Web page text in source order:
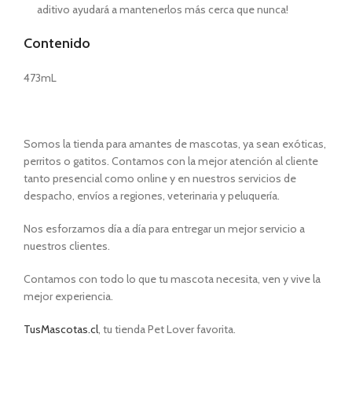
aditivo ayudará a mantenerlos más cerca que nunca!
Contenido
473mL
Somos la tienda para amantes de mascotas, ya sean exóticas,
perritos o gatitos. Contamos con la mejor atención al cliente
tanto presencial como online y en nuestros servicios de
despacho, envíos a regiones, veterinaria y peluquería.
Nos esforzamos día a día para entregar un mejor servicio a
nuestros clientes.
Contamos con todo lo que tu mascota necesita, ven y vive la
mejor experiencia.
TusMascotas.cl, tu tienda Pet Lover favorita.